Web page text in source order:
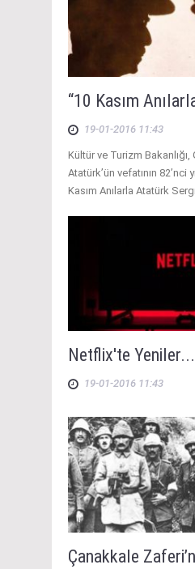
“10 Kasım
19-01-2016 11:43
Kültür ve Turizm
Atatürk’ün vefatının 82’nci
Kasım Anılarla Atatürk
Netflix'te Yeniler...
19-01-2016 11:43
Çanakkale